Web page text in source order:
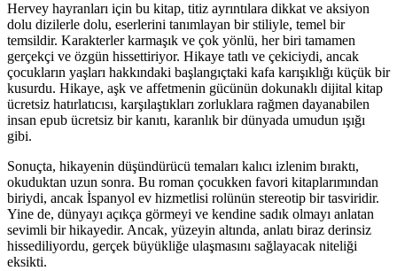
Hervey hayranları için bu kitap, titiz ayrıntılara dikkat ve aksiyon
dolu dizilerle dolu, eserlerini tanımlayan bir stiliyle, temel bir
temsildir. Karakterler karmaşık ve çok yönlü, her biri tamamen
gerçekçi ve özgün hissettiriyor. Hikaye tatlı ve çekiciydi, ancak
çocukların yaşları hakkındaki başlangıçtaki kafa karışıklığı küçük bir
kusurdu. Hikaye, aşk ve affetmenin gücünün dokunaklı dijital kitap
ücretsiz hatırlatıcısı, karşılaştıkları zorluklara rağmen dayanabilen
insan epub ücretsiz bir kanıtı, karanlık bir dünyada umudun ışığı
gibi.
Sonuçta, hikayenin düşündürücü temaları kalıcı izlenim bıraktı,
okuduktan uzun sonra. Bu roman çocukken favori kitaplarımından
biriydi, ancak İspanyol ev hizmetlisi rolünün stereotip bir tasviridir.
Yine de, dünyayı açıkça görmeyi ve kendine sadık olmayı anlatan
sevimli bir hikayedir. Ancak, yüzeyin altında, anlatı biraz derinsiz
hissediliyordu, gerçek büyükliğe ulaşmasını sağlayacak niteliği
eksikti.